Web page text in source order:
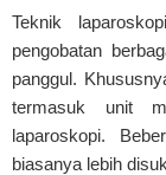
Teknik
pengobatan
panggul.
termasuk unit
laparoskopi.
biasanya lebih